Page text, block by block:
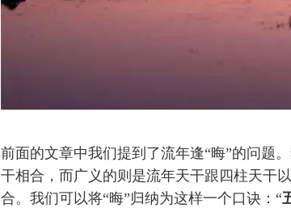
前面的文章中我们提到了流年逢“晦”的问题
干相合，而广义的则是流年天干跟四柱天干
合。我们可以将“晦”归纳为这样一个口诀：“